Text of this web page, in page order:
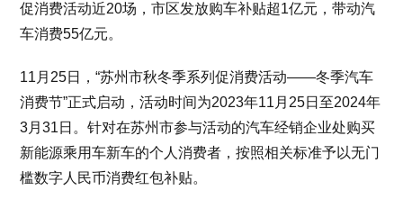
促消费活动近20场，市区发放购车补贴超1亿元，带动汽
车消费55亿元。
11月25日，“苏州市秋冬季系列促消费活动——冬季汽车
消费节”正式启动，活动时间为2023年11月25日至2024年
3月31日。针对在苏州市参与活动的汽车经销企业处购买
新能源乘用车新车的个人消费者，按照相关标准予以无门
槛数字人民币消费红包补贴。